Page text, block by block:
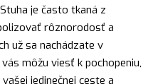
je často tkaná z
rôznorodosť a
už sa nachádzate v
môžu viesť k pochopeniu,
jedinečnej ceste a